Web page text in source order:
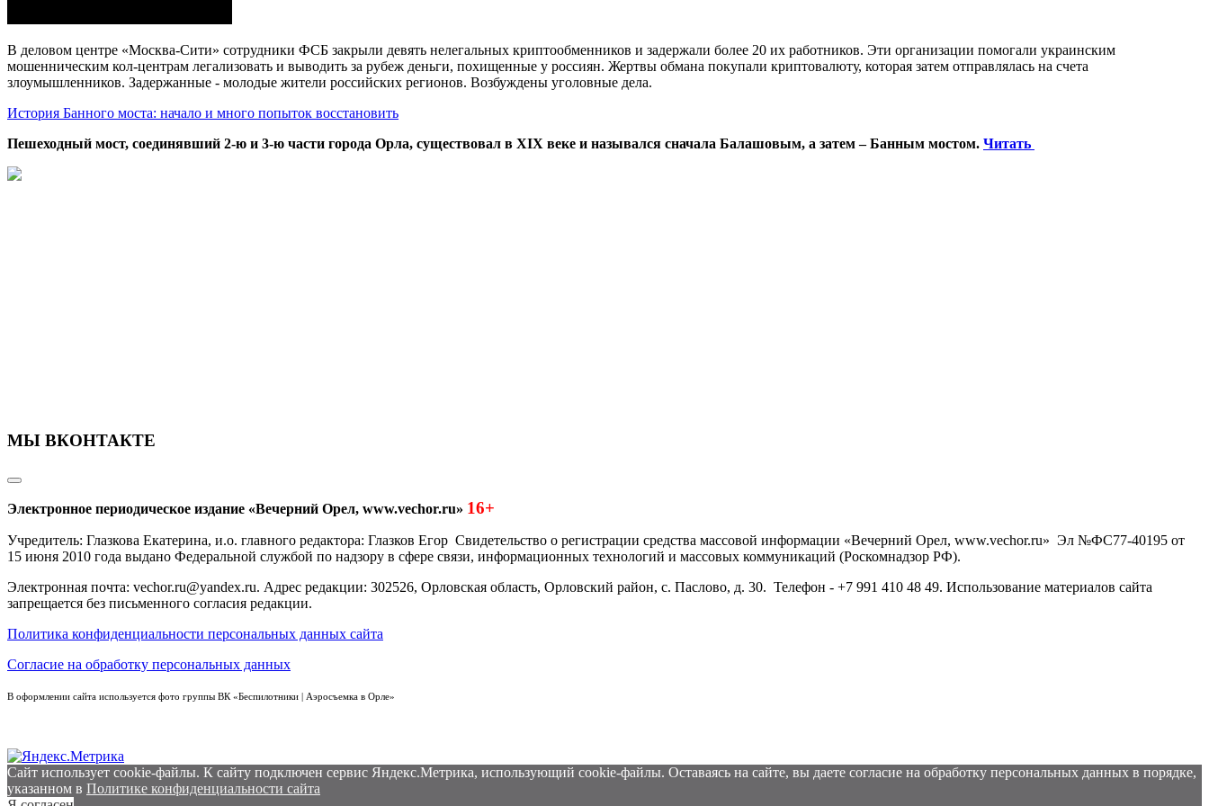
В деловом центре «Москва-Сити» сотрудники ФСБ закрыли девять нелегальных криптообменников и задержали более 20 их работников. Эти организации помогали украинским
мошенническим кол-центрам легализовать и выводить за рубеж деньги, похищенные у россиян. Жертвы обмана покупали криптовалюту, которая затем отправлялась на счета
злоумышленников. Задержанные - молодые жители российских регионов. Возбуждены уголовные дела.
История Банного моста: начало и много попыток восстановить
Пешеходный мост, соединявший 2-ю и 3-ю части города Орла, существовал в XIX веке и назывался сначала Балашовым, а затем – Банным мостом. Читать
МЫ ВКОНТАКТЕ
Электронное периодическое издание «Вечерний Орел, www.vechor.ru» 16+
Учредитель: Глазкова Екатерина, и.о. главного редактора: Глазков Егор Свидетельство о регистрации средства массовой информации «Вечерний Орел, www.vechor.ru» Эл №ФС77-40195 от
15 июня 2010 года выдано Федеральной службой по надзору в сфере связи, информационных технологий и массовых коммуникаций (Роскомнадзор РФ).
Электронная почта: vechor.ru@yandex.ru. Адрес редакции: 302526, Орловская область, Орловский район, с. Паслово, д. 30. Телефон - +7 991 410 48 49. Использование материалов сайта
запрещается без письменного согласия редакции.
Политика конфиденциальности персональных данных сайта
Согласие на обработку персональных данных
В оформлении сайта используется фото группы ВК «Беспилотники | Аэросъемка в Орле»
Сайт использует cookie-файлы. К cайту подключен сервис Яндекс.Метрика, использующий cookie-файлы. Оставаясь на сайте, вы даете согласие на обработку персональных данных в порядке,
указанном в Политике конфиденциальности сайта